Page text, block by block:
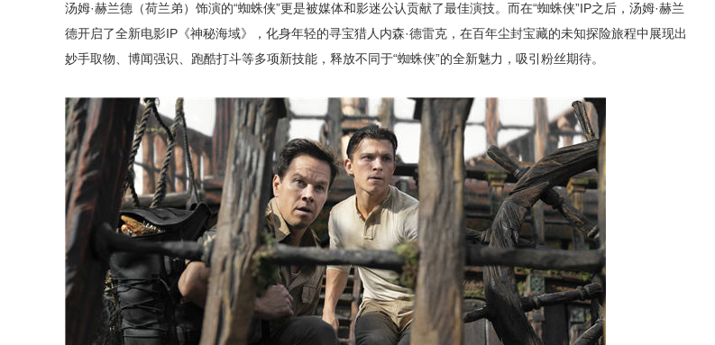
汤姆·赫兰德（荷兰弟）饰演的“蜘蛛侠”更是被媒体和影迷公认贡献了最佳演技。而在“蜘蛛侠”IP之后，汤姆·赫兰
德开启了全新电影IP《神秘海域》，化身年轻的寻宝猎人内森·德雷克，在百年尘封宝藏的未知探险旅程中展现出
妙手取物、博闻强识、跑酷打斗等多项新技能，释放不同于“蜘蛛侠”的全新魅力，吸引粉丝期待。